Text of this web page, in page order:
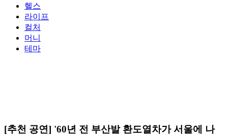
헬스
라이프
컬처
머니
테마
[추천 공연] '60년 전 부산발 환도열차가 서울에 나